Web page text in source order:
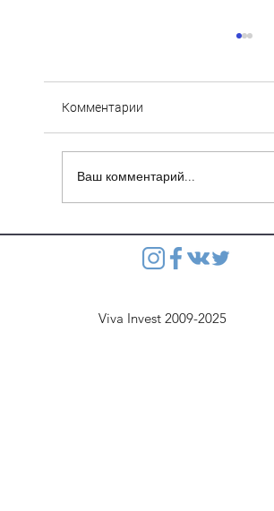
Степянка: Ведутся
перекрытия второго
Комментарии
Ваш комментарий...
Viva Invest 2009-2025